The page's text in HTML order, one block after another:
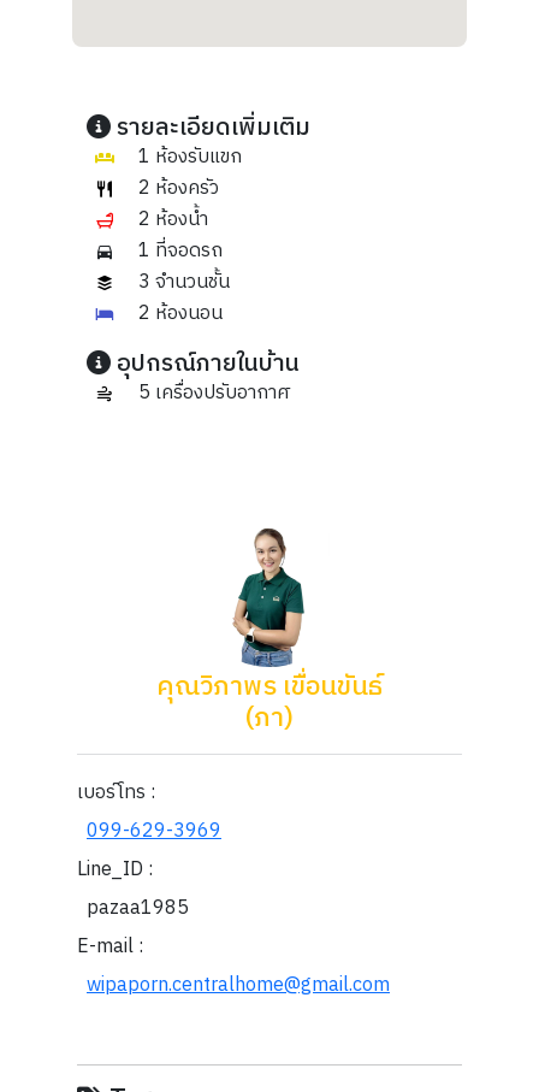
รายละเอียดเพิ่มเติม
1 ห้องรับแขก
2 ห้องครัว
2 ห้องน้ำ
1 ที่จอดรถ
3 จำนวนชั้น
2 ห้องนอน
อุปกรณ์ภายในบ้าน
5 เครื่องปรับอากาศ
คุณวิภาพร เขื่อนขันธ์
(ภา)
เบอร์โทร :
099-629-3969
Line_ID :
pazaa1985
E-mail :
wipaporn.centralhome@gmail.com